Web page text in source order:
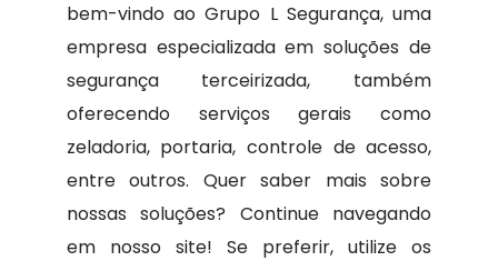
bem-vindo ao Grupo L Segurança, uma
empresa especializada em soluções de
segurança terceirizada, também
oferecendo serviços gerais como
zeladoria, portaria, controle de acesso,
entre outros. Quer saber mais sobre
nossas soluções? Continue navegando
em nosso site! Se preferir, utilize os